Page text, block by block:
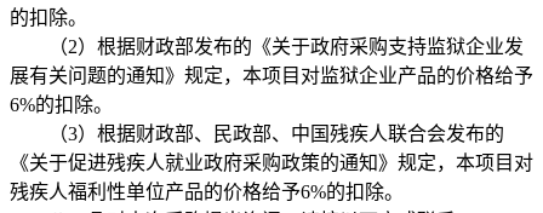
的扣除。
（2）根据财政部发布的《关于政府采购支持监狱企业发
展有关问题的通知》规定，本项目对监狱企业产品的价格给予
6%的扣除。
（3）根据财政部、民政部、中国残疾人联合会发布的
《关于促进残疾人就业政府采购政策的通知》规定，本项目对
残疾人福利性单位产品的价格给予6%的扣除。